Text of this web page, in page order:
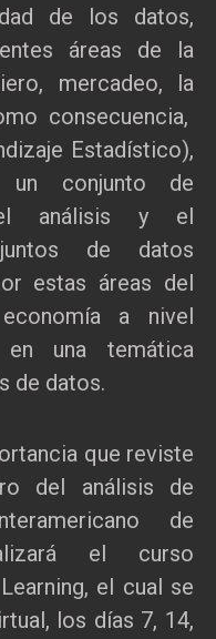
de los datos,
áreas de la
mercadeo, la
consecuencia,
Estadístico),
conjunto de
análisis y el
de datos
estas áreas del
a nivel
en una temática
de datos.
que reviste
del análisis de
de
el curso
el cual se
los días 7, 14,